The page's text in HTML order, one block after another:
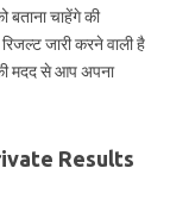
बताना चाहेंगे की
जारी करने वाली है
मदद से आप अपना
Results